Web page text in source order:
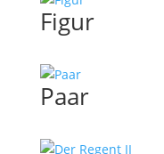
Figur
Paar